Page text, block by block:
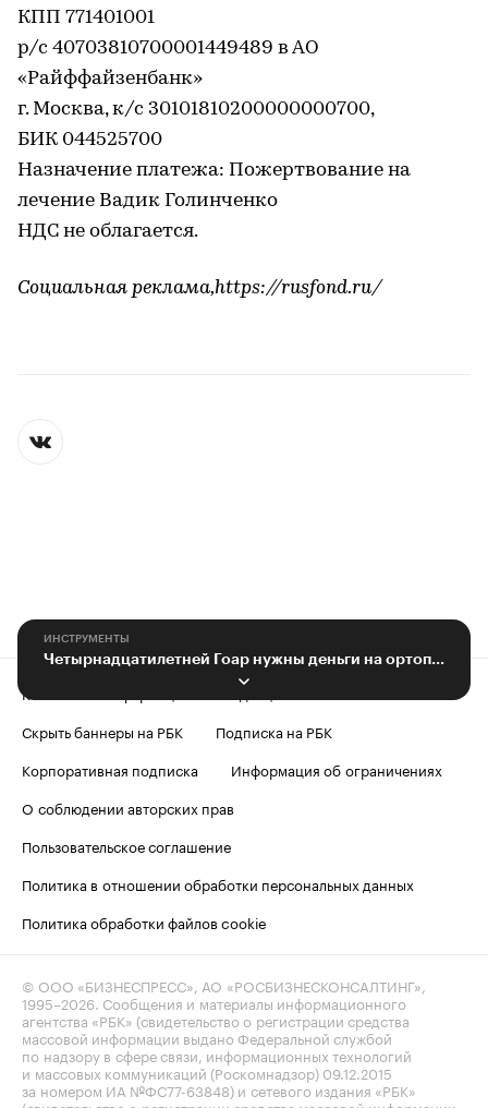
КПП 771401001
р/с 40703810700001449489 в АО
«Райффайзенбанк»
г. Москва, к/с 30101810200000000700,
БИК 044525700
Назначение платежа: Пожертвование на
лечение Вадик Голинченко
НДС не облагается.
Социальная реклама,https://rusfond.ru/
ИНСТРУМЕНТЫ
Четырнадцатилетней Гоар нужны деньги на ортопедический корсет
Контактная информация
Скрыть баннеры на РБК
Подписка на РБК
Корпоративная подписка
Информация об ограничениях
О соблюдении авторских прав
Пользовательское соглашение
Политика в отношении обработки персональных данных
Политика обработки файлов cookie
© ООО «БИЗНЕСПРЕСС», АО «РОСБИЗНЕСКОНСАЛТИНГ»,
1995–2026. Сообщения и материалы информационного
агентства «РБК» (свидетельство о регистрации средства
массовой информации выдано Федеральной службой
по надзору в сфере связи, информационных технологий
и массовых коммуникаций (Роскомнадзор) 09.12.2015
за номером ИА №ФС77-63848) и сетевого издания «РБК»